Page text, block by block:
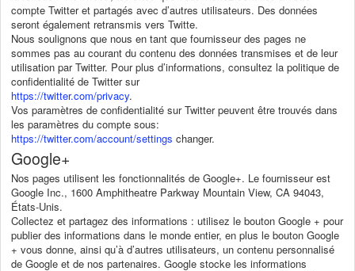
compte Twitter et partagés avec d’autres utilisateurs. Des données
seront également retransmis vers Twitte.
Nous soulignons que nous en tant que fournisseur des pages ne
sommes pas au courant du contenu des données transmises et de leur
utilisation par Twitter. Pour plus d’informations, consultez la politique de
confidentialité de Twitter sur
https://twitter.com/privacy.
Vos paramètres de confidentialité sur Twitter peuvent être trouvés dans
les paramètres du compte sous:
https://twitter.com/account/settings changer.
Google+
Nos pages utilisent les fonctionnalités de Google+. Le fournisseur est
Google Inc., 1600 Amphitheatre Parkway Mountain View, CA 94043,
États-Unis.
Collectez et partagez des informations : utilisez le bouton Google + pour
publier des informations dans le monde entier, en plus le bouton Google
+ vous donne, ainsi qu’à d’autres utilisateurs, un contenu personnalisé
de Google et de nos partenaires. Google stocke les informations